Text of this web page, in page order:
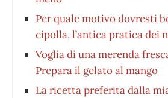
Per quale motivo dovresti
cipolla, l’antica pratica dei
Voglia di una merenda
Prepara il gelato al mango
La ricetta preferita dalla